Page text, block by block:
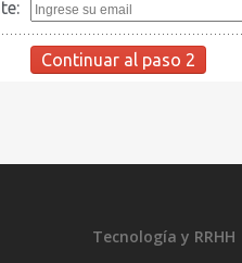
Tecnología y RRHH